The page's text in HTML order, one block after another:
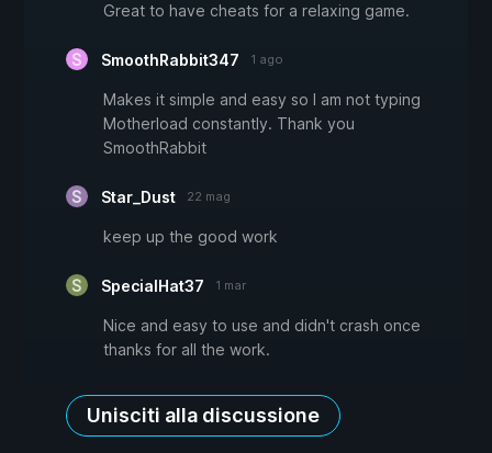
Great to have cheats for a relaxing game.
SmoothRabbit347 1 ago
Makes it simple and easy so I am not typing
Motherload constantly. Thank you
SmoothRabbit
Star_Dust 22 mag
keep up the good work
SpecialHat37 1 mar
Nice and easy to use and didn't crash once
thanks for all the work.
Unisciti alla discussione